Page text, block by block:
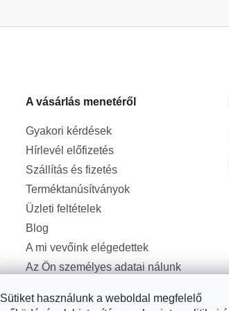
Sütiket használunk a weboldal megfelelő
A vásárlás menetéről
Gyakori kérdések
Hírlevél előfizetés
Szállítás és fizetés
Terméktanúsítványok
Üzleti feltételek
Blog
A mi vevőink elégedettek
Az Ön személyes adatai nálunk